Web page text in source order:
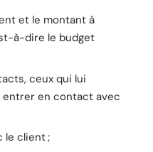
et le montant à
à-dire le budget
ceux qui lui
en contact avec
le client ;